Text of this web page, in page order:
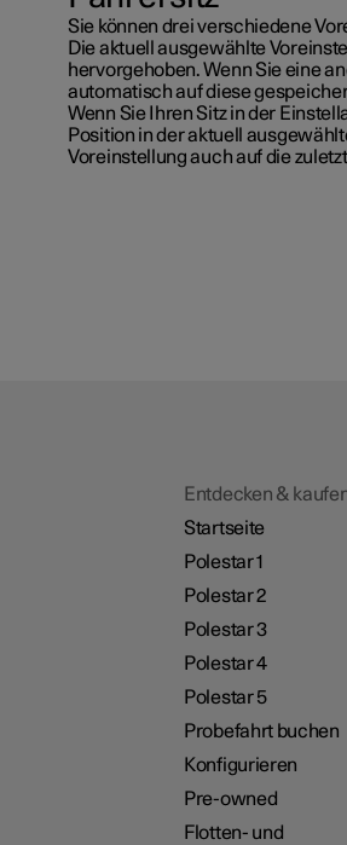
Sie können drei verschiedene
Die aktuell ausgewählte
hervorgehoben. Wenn Sie eine
automatisch auf diese
Wenn Sie Ihren Sitz in der
Position in der aktuell
Voreinstellung auch auf die
Entdecken &
Startseite
Polestar 1
Polestar 2
Polestar 3
Polestar 4
Polestar 5
Probefahrt buchen
Konfigurieren
Pre-owned
Flotten- und